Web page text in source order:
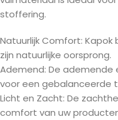
stoffering.
Natuurlijk Comfort:
zijn natuurlijke oorsprong.
Ademend: De ademende
voor een gebalanceerde
Licht en Zacht: De
comfort van uw